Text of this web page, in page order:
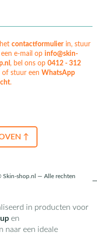
hetcontactformulierin, stuur
e-mail op info@skin-
, bel ons op0412 - 312
of stuur eenWhatsApp
.
↑
Skin-shop.nl — Alle rechten
in producten voor
en
naar een ideale